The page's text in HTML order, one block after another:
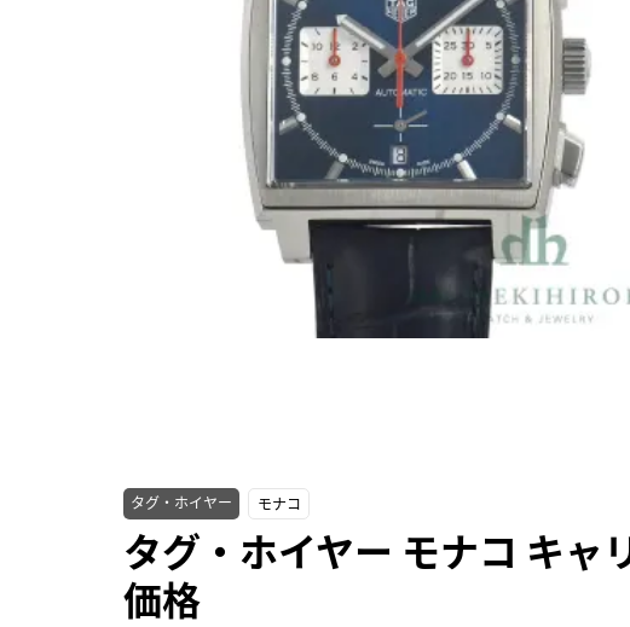
タグ・ホイヤー モナコ
タグ・ホイヤー モナコ キ
価格